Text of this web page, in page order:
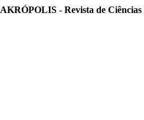
AKRÓPOLIS - Revista de